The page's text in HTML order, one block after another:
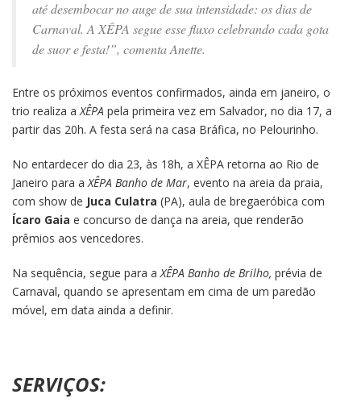
até desembocar no auge de sua intensidade: os dias de
Carnaval. A XÊPA segue esse fluxo celebrando cada gota
de suor e festa!”, comenta Anette.
Entre os próximos eventos confirmados, ainda em janeiro, o
trio realiza a XÊPA pela primeira vez em Salvador, no dia 17, a
partir das 20h. A festa será na casa Bráfica, no Pelourinho.
No entardecer do dia 23, às 18h, a XÊPA retorna ao Rio de
Janeiro para a XÊPA Banho de Mar, evento na areia da praia,
com show de Juca Culatra (PA), aula de bregaeróbica com
Ícaro Gaia e concurso de dança na areia, que renderão
prêmios aos vencedores.
Na sequência, segue para a XÊPA Banho de Brilho, prévia de
Carnaval, quando se apresentam em cima de um paredão
móvel, em data ainda a definir.
SERVIÇOS: